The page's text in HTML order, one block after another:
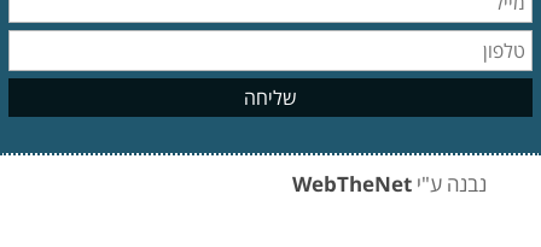
נבנה ע"י WebTheNet